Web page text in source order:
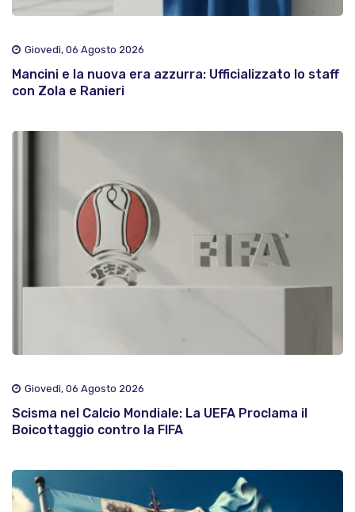
Giovedì, 06 Agosto 2026
Mancini e la nuova era azzurra: Ufficializzato lo staff
con Zola e Ranieri
Giovedì, 06 Agosto 2026
Scisma nel Calcio Mondiale: La UEFA Proclama il
Boicottaggio contro la FIFA